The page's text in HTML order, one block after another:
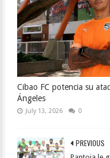
Cibao FC potencia su
Ángeles
July 13, 2026 0
PREVIOUS